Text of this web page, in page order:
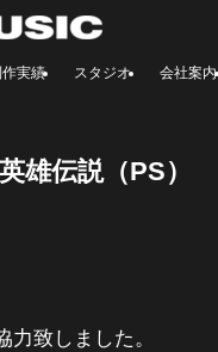
実績 スタジオ 会社案内
雄伝説（PS）
力致しました。